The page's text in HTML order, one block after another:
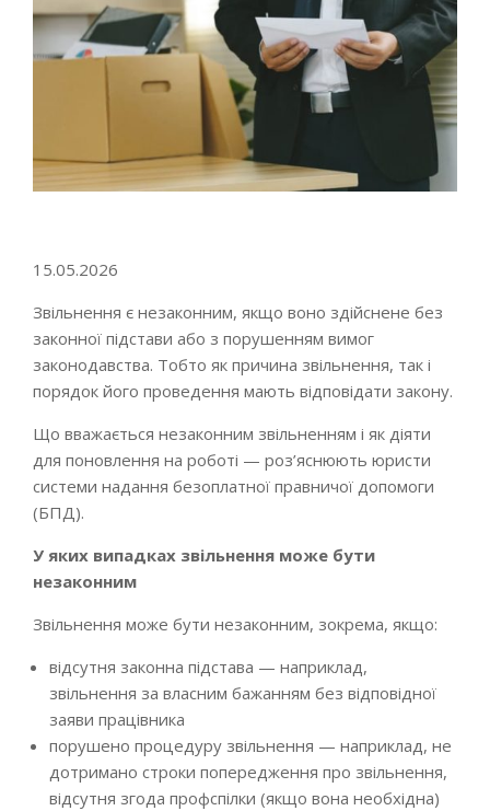
15.05.2026
Звільнення є незаконним, якщо воно здійснене без
законної підстави або з порушенням вимог
законодавства. Тобто як причина звільнення, так і
порядок його проведення мають відповідати закону.
Що вважається незаконним звільненням і як діяти
для поновлення на роботі — роз’яснюють юристи
системи надання безоплатної правничої допомоги
(БПД).
У яких випадках звільнення може бути
незаконним
Звільнення може бути незаконним, зокрема, якщо:
відсутня законна підстава — наприклад,
звільнення за власним бажанням без відповідної
заяви працівника
порушено процедуру звільнення — наприклад, не
дотримано строки попередження про звільнення,
відсутня згода профспілки (якщо вона необхідна)